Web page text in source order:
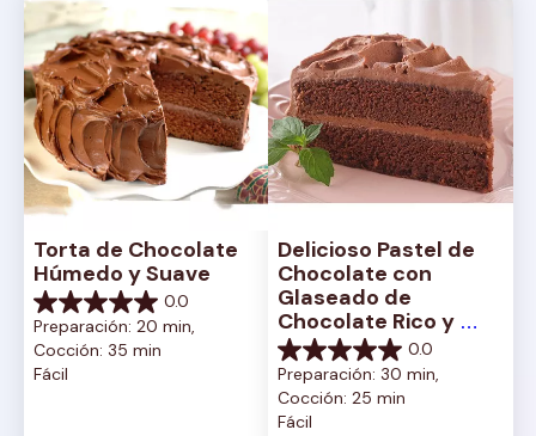
Torta de Chocolate
Húmedo y Suave
0.0
0.0
de
5
estrellas.
Preparación: 20 min,
Cocción: 35 min
Fácil
Delicioso Pastel de
Chocolate con
Glaseado de
Chocolate Rico y
Cremoso
0.0
0.0
de
5
estrellas.
Preparación: 30 min,
Cocción: 25 min
Fácil